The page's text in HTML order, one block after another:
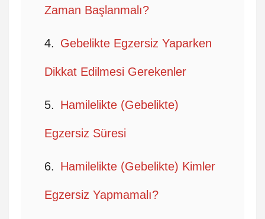
Zaman Başlanmalı?
Gebelikte Egzersiz Yaparken
Dikkat Edilmesi Gerekenler
Hamilelikte (Gebelikte)
Egzersiz Süresi
Hamilelikte (Gebelikte) Kimler
Egzersiz Yapmamalı?